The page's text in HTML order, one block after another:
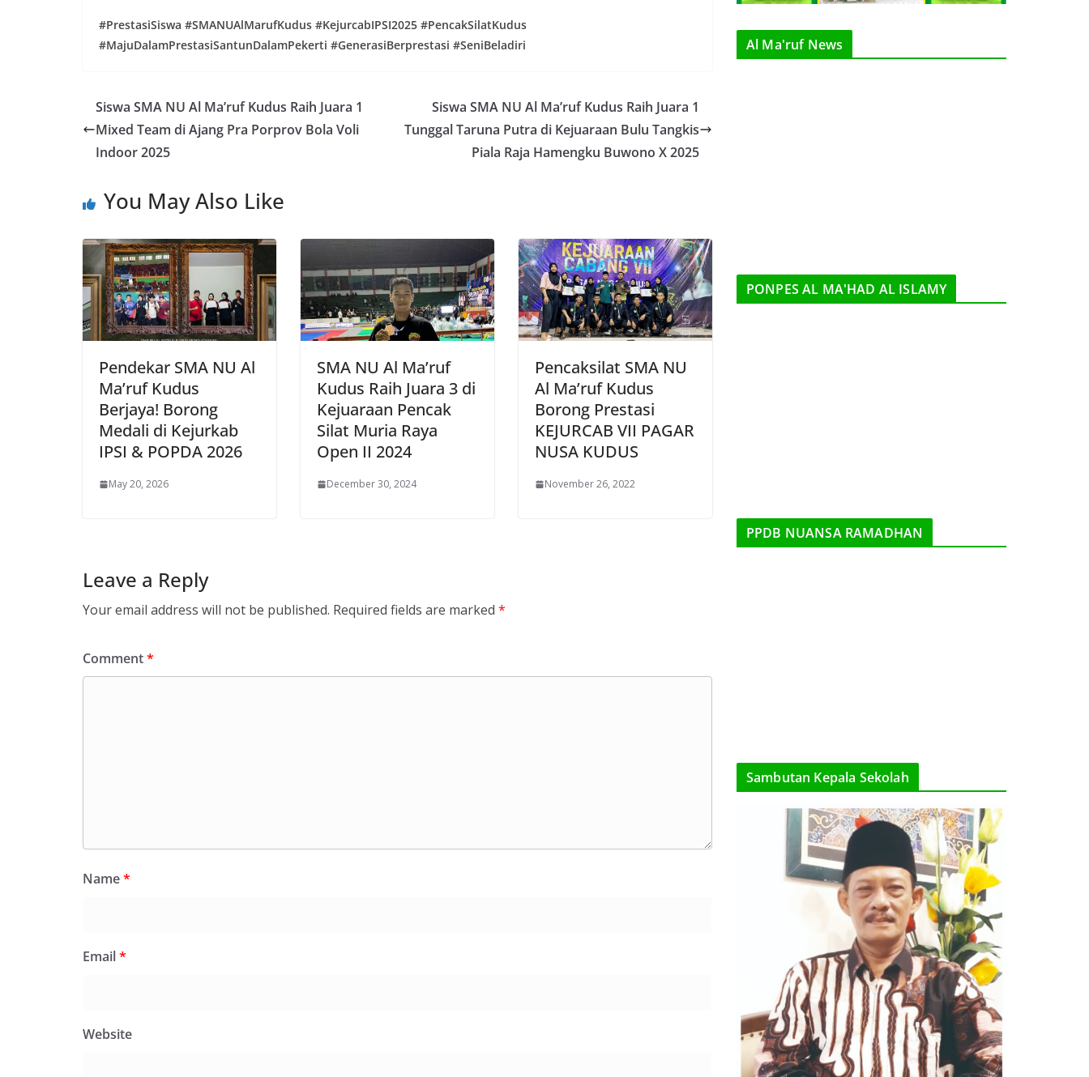
#PrestasiSiswa #SMANUAlMarufKudus #KejurcabIPSI2025 #PencakSilatKudus
#MajuDalamPrestasiSantunDalamPekerti #GenerasiBerprestasi #SeniBeladiri
Siswa SMA NU Al Ma’ruf Kudus Raih Juara 1
Mixed Team di Ajang Pra Porprov Bola Voli
Indoor 2025
Siswa SMA NU Al Ma’ruf Kudus Raih Juara 1
Tunggal Taruna Putra di Kejuaraan Bulu Tangkis
Piala Raja Hamengku Buwono X 2025
You May Also Like
Pendekar SMA NU Al
Ma’ruf Kudus
Berjaya! Borong
Medali di Kejurkab
IPSI & POPDA 2026
May 20, 2026
SMA NU Al Ma’ruf
Kudus Raih Juara 3 di
Kejuaraan Pencak
Silat Muria Raya
Open II 2024
December 30, 2024
Pencaksilat SMA NU
Al Ma’ruf Kudus
Borong Prestasi
KEJURCAB VII PAGAR
NUSA KUDUS
November 26, 2022
Leave a Reply
Your email address will not be published. Required fields are marked *
Comment*
Name*
Email*
Website
Al Ma'ruf News
PONPES AL MA'HAD AL ISLAMY
PPDB NUANSA RAMADHAN
Sambutan Kepala Sekolah